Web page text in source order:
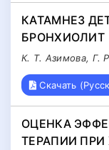
КАТАМНЕЗ
БРОНХИОЛИТ
К. Т. Азимова, Г.
Скачать
ОЦЕНКА
ТЕРАПИИ